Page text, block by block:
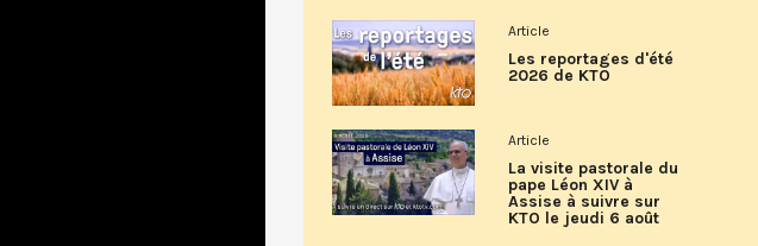
Article
Les reportages d'été
2026 de KTO
Article
La visite pastorale du
pape Léon XIV à
Assise à suivre sur
KTO le jeudi 6 août